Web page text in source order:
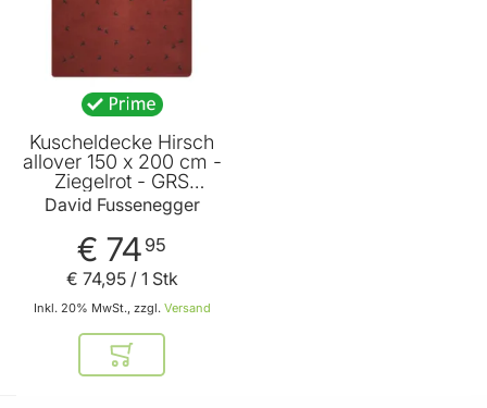
Kuscheldecke Hirsch
allover 150 x 200 cm -
Ziegelrot - GRS
zertifiziert - von David
Fussenegger
David Fussenegger
€ 74 95
Inkl. 20% MwSt., zzgl. Versand
€ 74,95/ 1 Stk
In den Warenkorb